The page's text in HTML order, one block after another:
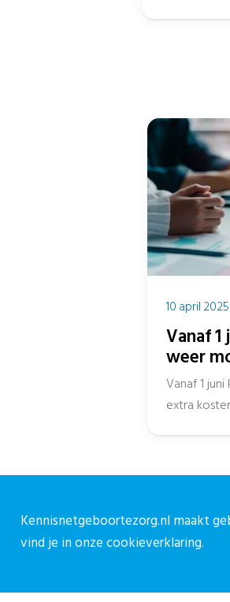
10 april 2025
Vanaf
weer
Vanaf 1
extra
Over CPZ
Kennisnetgeboortezorg.nl maakt
vind je in onzecookieverklaring.